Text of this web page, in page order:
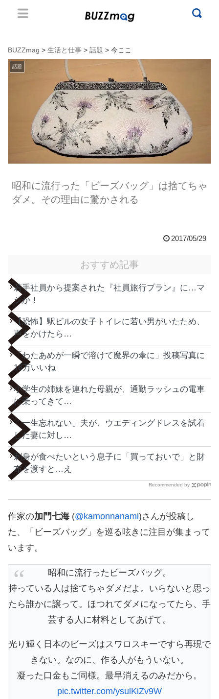
BUZZmag > 生活と仕事 > 話題 > 今ここ
話題
昭和に流行った「ビーズバッグ」は捨てちゃ
ダメ。その理由に驚かされる
2017/05/29
おすすめ記事
若手社員から提案された『社員旅行プラン』に…マ
ジか！
【恐怖】駅ビルの女子トイレに若い男がいたため、
声をかけたら…
「わたあめが一瞬で溶けて魔界の傘に」投稿写真に
16万いいね
小学生の姉妹を連れた母親が、通勤ラッシュの電車
に乗ってきて…
「一生忘れない」夫が、ウエディングドレスを試着
した妻に対し…
刺身が食べたいという息子に「買っておいで」と財
布を渡すと…え
Recommended by
作家の加門七海 (@kamonnanami)さんが投稿し
た、「ビーズバッグ」を巡る呟きに注目が集まって
います。
昭和に流行ったビーズバッグ。
持っている人は捨てちゃダメだよ。いらないと思っ
たら誰かに譲って。ほつれてダメになってたら、手
芸する人に材料としてあげて。
光り輝く日本のビーズはスワロスキーですら再現で
きない。なのに、作る人がもういない。
凝った口金もご同様。最早消えるのみだから。
pic.twitter.com/ysulKiZv9W